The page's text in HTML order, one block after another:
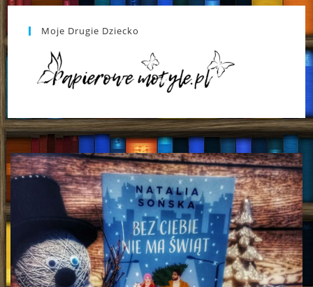
Moje Drugie Dziecko